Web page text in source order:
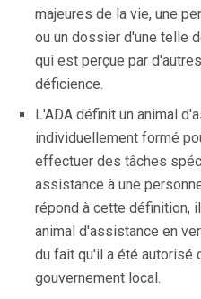
majeures de la vie, une
ou un dossier d'une telle
qui est perçue par
déficience.
L'ADA définit un animal
individuellement formé
effectuer des tâches
assistance à une
répond à cette définition,
animal d'assistance en
du fait qu'il a été autorisé
gouvernement local.